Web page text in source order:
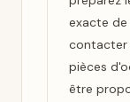
exacte
contacter
pièces
être